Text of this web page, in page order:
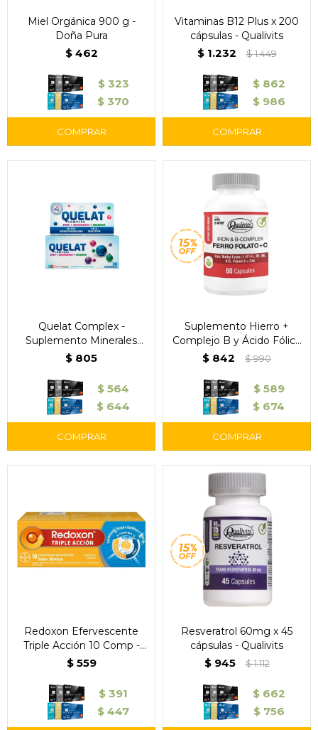
Miel Orgánica 900 g -
Doña Pura
$ 462
$ 323
$ 370
Vitaminas B12 Plus x 200
cápsulas - Qualivits
$ 1.232 $1.449
$ 862
$ 986
Quelat Complex -
Suplemento Minerales
Quelatados 30
$ 805
$ 564
$ 644
Suplemento Hierro +
Complejo B y Ácido Fólico
60 Cápsulas – Qualivits
$ 842 $990
$ 589
$ 674
Redoxon Efervescente
Triple Acción 10 Comp -
Bayer
$ 559
$ 391
$ 447
Resveratrol 60mg x 45
cápsulas - Qualivits
$ 945 $1.112
$ 662
$ 756